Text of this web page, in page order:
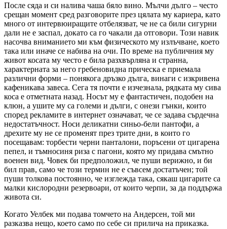
После сяда и си налива чаша бяло вино. Мълчи дълго – често
срещан момент сред разговорите през цялата му кариера, като
много от интервюиращите отбелязват, че не са били сигурни
дали не е заспал, докато са го чакали да отговори. Този навик
насочва вниманието ми към физическото му излъчване, което
така или иначе се набива на очи. По време на публичния му
живот косата му често е била разхвърляна и странна,
характерната за него гребеновидна прическа е приемала
различни форми – понякога дръзко дълга, винаги с изкривена
кафеникава завеса. Сега тя почти е изчезнала, рядката му сива
коса е отметната назад. Носът му е фантастичен, подобен на
клюн, а ушите му са големи и дълги, с онези гънки, които
според рекламите в интернет означават, че се задава сърдечна
недостатъчност. Носи деликатни синьо-бели пантофи, а
дрехите му не се променят през трите дни, в които го
посещавам: торбести черни панталони, поръсени от цигарена
пепел, и тъмносиня риза с пагони, която му придава смътно
военен вид. Човек би предположил, че пуши верижно, и би
бил прав, само че този термин не е съвсем достатъчен; той
пуши толкова постоянно, че изглежда така, сякаш цигарите са
малки кислородни резервоари, от които черпи, за да поддържа
живота си.
Когато Уелбек ми подава томчето на Андерсен, той ми
разказва нещо, което само по себе си прилича на приказка.